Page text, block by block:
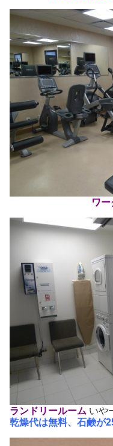
ワ
ランドリールーム いや
乾燥代は無料、石鹸が